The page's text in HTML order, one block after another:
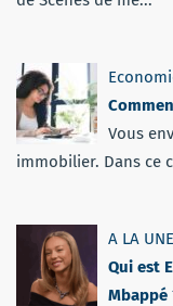
Vous
immobilier. Dans ce
A LA UNE
Qui est
Mbappé